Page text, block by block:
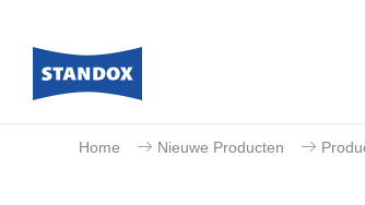
Home Nieuwe Producten